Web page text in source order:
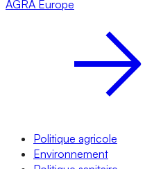
AGRA Europe
Politique agricole
Environnement